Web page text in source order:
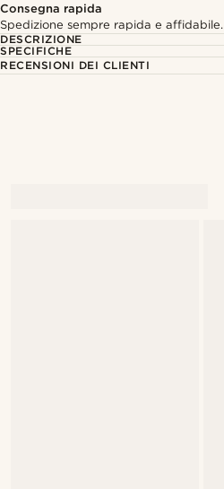
Consegna rapida
Spedizione sempre rapida e affidabile.
DESCRIZIONE
SPECIFICHE
RECENSIONI DEI CLIENTI